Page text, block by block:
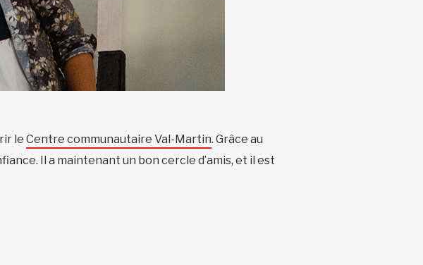
le Centre communautaire Val-Martin. Grâce au
Il a maintenant un bon cercle d’amis, et il est